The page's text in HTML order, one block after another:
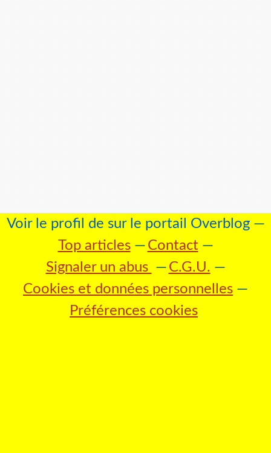
Voir le profil de sur le portail Overblog
Top articles
Contact
Signaler un abus
C.G.U.
Cookies et données personnelles
Préférences cookies